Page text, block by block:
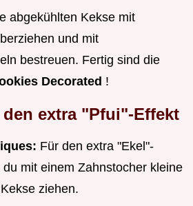
abgekühlten Kekse mit
und mit
bestreuen. Fertig sind die
Decorated !
extra "Pfui"-Effekt
Für den extra "Ekel"-
mit einem Zahnstocher kleine
ziehen.